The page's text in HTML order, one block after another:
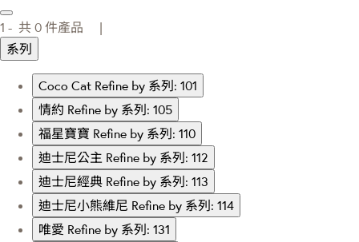
1 - 共 0 件產品 |
系列
Coco Cat Refine by 系列: 101
情約 Refine by 系列: 105
福星寶寶 Refine by 系列: 110
迪士尼公主 Refine by 系列: 112
迪士尼經典 Refine by 系列: 113
迪士尼小熊維尼 Refine by 系列: 114
唯愛 Refine by 系列: 131